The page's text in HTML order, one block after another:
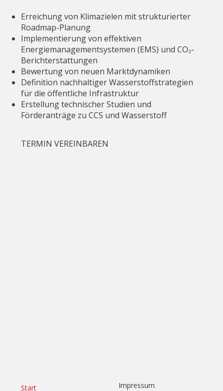
Erreichung von Klimazielen mit strukturierter
Roadmap-Planung
Implementierung von effektiven
Energiemanagementsystemen (EMS) und CO₂-
Berichterstattungen
Bewertung von neuen Marktdynamiken
Definition nachhaltiger Wasserstoffstrategien
für die öffentliche Infrastruktur
Erstellung technischer Studien und
Förderanträge zu CCS und Wasserstoff
TERMIN VEREINBAREN
Start
Impressum